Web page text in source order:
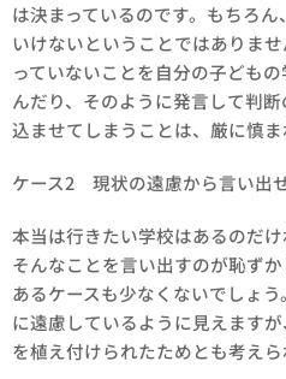
は決まっているのです。もちろ
いけないということではありま
っていないことを自分の子ども
んだり、そのように発言して判
込ませてしまうことは、厳に慎ま
ケース2 現状の遠慮から言い出
本当は行きたい学校はあるのだ
そんなことを言い出すのが恥ず
あるケースも少なくないでしょ
に遠慮しているように見えます
を植え付けられたためとも考えら